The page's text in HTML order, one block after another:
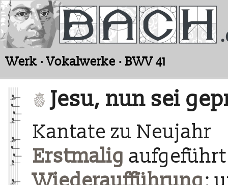
Werk · Vokalwerke · BWV 41
Jesu, nun sei
Kantate zu Neujahr
Erstmalig aufgeführt